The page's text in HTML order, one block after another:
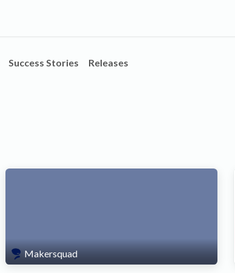
Success Stories Releases
Makersquad